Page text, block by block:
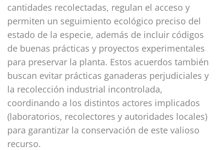
cantidades recolectadas, regulan el acceso y
permiten un seguimiento ecológico preciso del
estado de la especie, además de incluir códigos
de buenas prácticas y proyectos experimentales
para preservar la planta. Estos acuerdos también
buscan evitar prácticas ganaderas perjudiciales y
la recolección industrial incontrolada,
coordinando a los distintos actores implicados
(laboratorios, recolectores y autoridades locales)
para garantizar la conservación de este valioso
recurso.